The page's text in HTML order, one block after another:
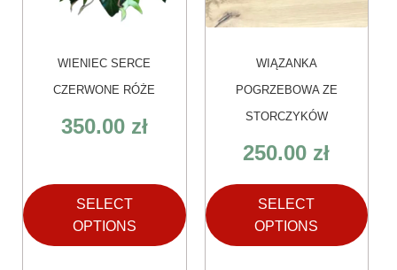
WIENIEC SERCE
CZERWONE RÓŻE
350.00 zł
SELECT
OPTIONS
WIĄZANKA
POGRZEBOWA ZE
STORCZYKÓW
250.00 zł
SELECT
OPTIONS